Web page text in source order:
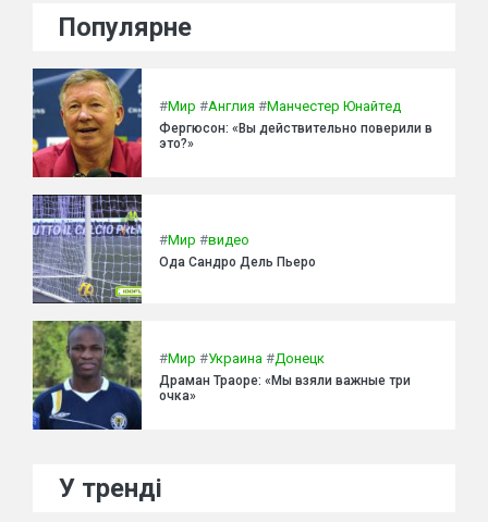
Популярне
#Мир #Англия #Манчестер Юнайтед
Фергюсон: «Вы действительно поверили в
это?»
#Мир #видео
Ода Сандро Дель Пьеро
#Мир #Украина #Донецк
Драман Траоре: «Мы взяли важные три
очка»
У тренді